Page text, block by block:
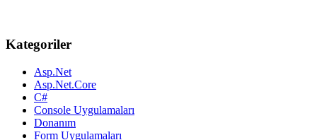
Kategoriler
Asp.Net
Asp.Net.Core
C#
Console Uygulamaları
Donanım
Form Uygulamaları